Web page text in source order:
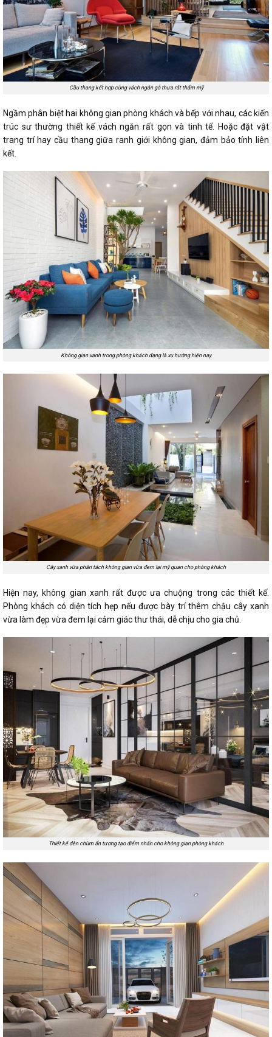
Cầu thang kết hợp cùng vách ngăn gỗ thưa rất thẩm mỹ
Ngầm phân biệt hai không gian phòng khách và bếp với nhau, các kiến
trúc sư thường thiết kế vách ngăn rất gọn và tinh tế. Hoặc đặt vật
trang trí hay cầu thang giữa ranh giới không gian, đảm bảo tính liên
kết.
Không gian xanh trong phòng khách đang là xu hướng hiện nay
Cây xanh vừa phân tách không gian vừa đem lại mỹ quan cho phòng khách
Hiện nay, không gian xanh rất được ưa chuộng trong các thiết kế.
Phòng khách có diện tích hẹp nếu được bày trí thêm chậu cây xanh
vừa làm đẹp vừa đem lại cảm giác thư thái, dễ chịu cho gia chủ.
Thiết kế đèn chùm ấn tượng tạo điểm nhấn cho không gian phòng khách